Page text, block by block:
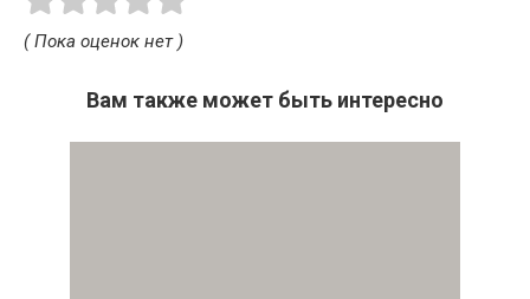
( Пока оценок нет )
Вам также может быть интересно